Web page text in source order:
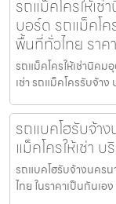
รถแม็คโครให้เ
บอร์ด รถแม็คโค
พื้นที่ทั่วไทย ราค
รถแม็คโครให้เช่านิคม
เช่า รถแม็คโครรับจ้าง
รถแบคโฮรับจ้า
แม็คโครให้เช่า
รถแบคโฮรับจ้างนครน
ไทย ในราคาเป็นกันเ